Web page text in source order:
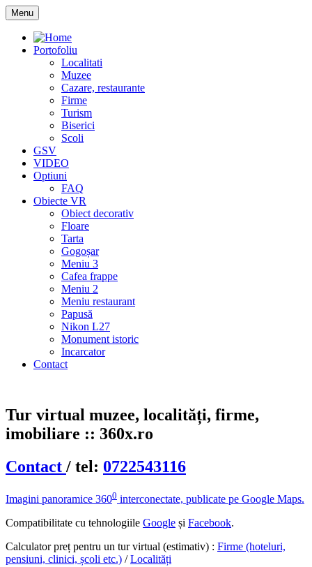
Menu
Portofoliu
Localitati
Muzee
Cazare, restaurante
Firme
Turism
Biserici
Scoli
GSV
VIDEO
Optiuni
FAQ
Obiecte VR
Obiect decorativ
Floare
Tarta
Gogoșar
Meniu 3
Cafea frappe
Meniu 2
Meniu restaurant
Papusă
Nikon L27
Monument istoric
Incarcator
Contact
Tur virtual muzee, localități, firme,
imobiliare :: 360x.ro
Contact / tel: 0722543116
Imagini panoramice 3600 interconectate, publicate pe Google Maps.
Compatibilitate cu tehnologiile Google și Facebook.
Calculator preț pentru un tur virtual (estimativ) : Firme (hoteluri,
pensiuni, clinici, școli etc.) /Localități